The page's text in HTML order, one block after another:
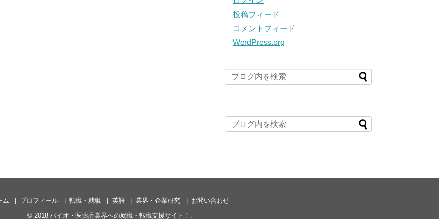
投稿フィード
コメントフィード
WordPress.org
ム プロフィール 転職・就職 英語 業界・企業研究
お問い合わせ
© 2018 バイオ・医薬品業界への就職・転職支援サイト！